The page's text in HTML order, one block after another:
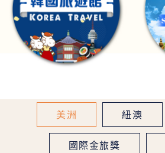
美洲 紐澳
國際金旅獎